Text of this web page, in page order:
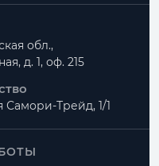
обл.,
д. 1, оф. 215
Самори-Трейд, 1/1